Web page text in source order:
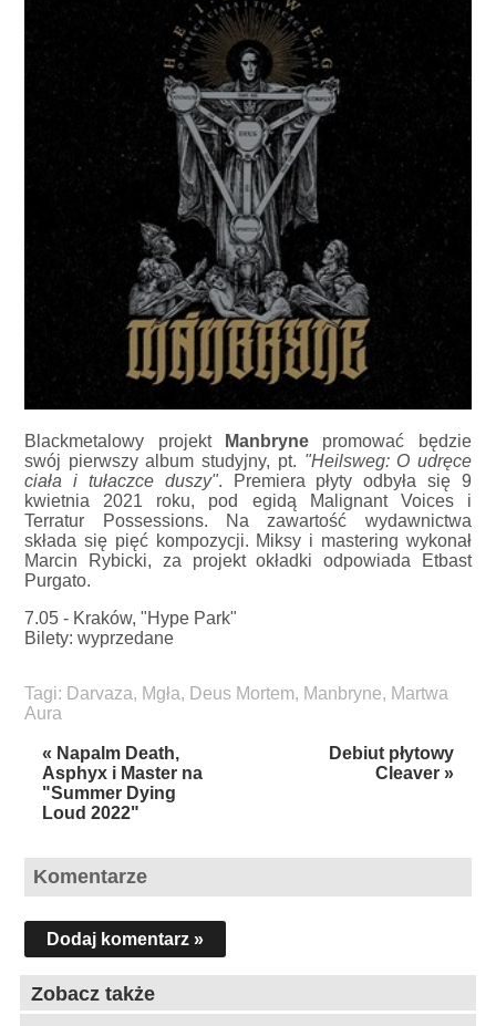
Blackmetalowy projekt Manbryne promować będzie
swój pierwszy album studyjny, pt. "Heilsweg: O udręce
ciała i tułaczce duszy". Premiera płyty odbyła się 9
kwietnia 2021 roku, pod egidą Malignant Voices i
Terratur Possessions. Na zawartość wydawnictwa
składa się pięć kompozycji. Miksy i mastering wykonał
Marcin Rybicki, za projekt okładki odpowiada Etbast
Purgato.
7.05 - Kraków, "Hype Park"
Bilety: wyprzedane
Tagi: Darvaza, Mgła, Deus Mortem, Manbryne, Martwa
Aura
« Napalm Death,
Asphyx i Master na
"Summer Dying
Loud 2022"
Debiut płytowy
Cleaver »
Komentarze
Dodaj komentarz »
Zobacz także